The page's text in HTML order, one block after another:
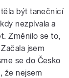
být tanečnicí
nezpívala a
Změnilo se to,
jsem
se do Česko
že nejsem